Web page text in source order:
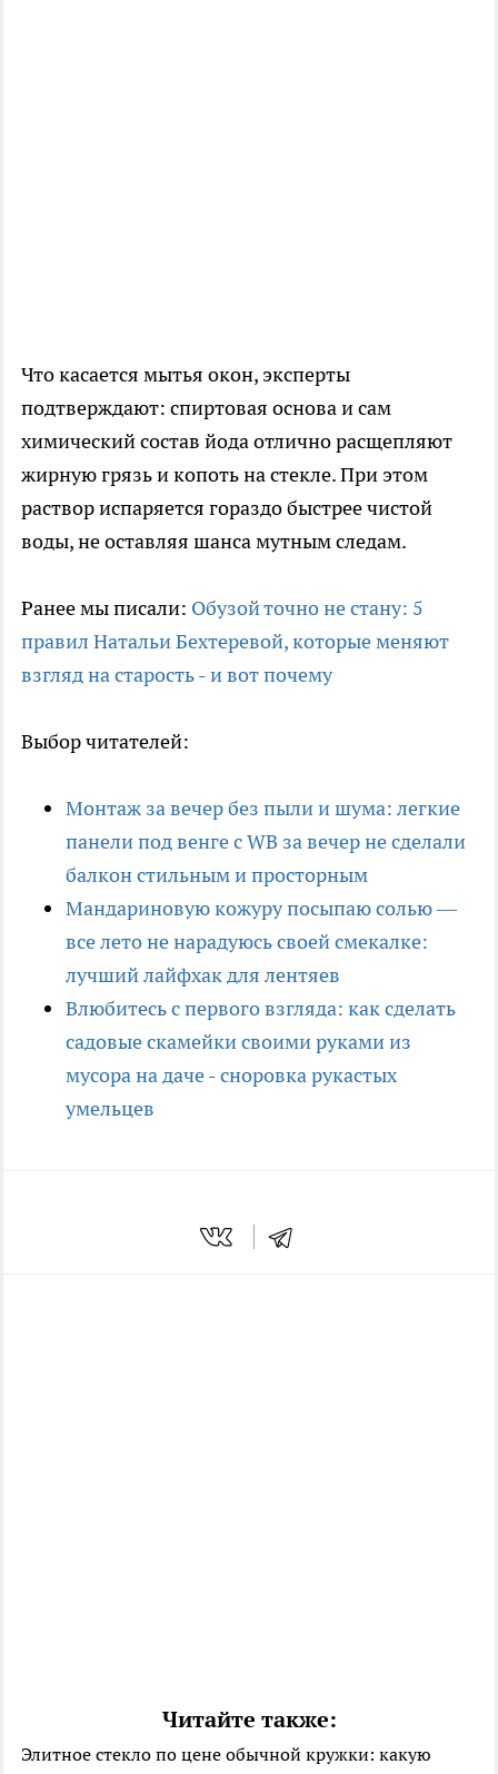
Что касается мытья окон, эксперты
подтверждают: спиртовая основа и сам
химический состав йода отлично расщепляют
жирную грязь и копоть на стекле. При этом
раствор испаряется гораздо быстрее чистой
воды, не оставляя шанса мутным следам.
Ранее мы писали: Обузой точно не стану: 5
правил Натальи Бехтеревой, которые меняют
взгляд на старость - и вот почему
Выбор читателей:
Монтаж за вечер без пыли и шума: легкие
панели под венге с WB за вечер не сделали
балкон стильным и просторным
Мандариновую кожуру посыпаю солью —
все лето не нарадуюсь своей смекалке:
лучший лайфхак для лентяев
Влюбитесь с первого взгляда: как сделать
садовые скамейки своими руками из
мусора на даче - сноровка рукастых
умельцев
Читайте также:
Элитное стекло по цене обычной кружки: какую